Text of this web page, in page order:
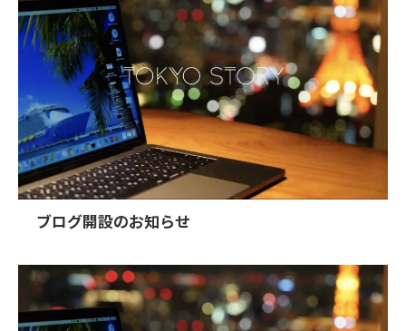
ブログ開設のお知らせ